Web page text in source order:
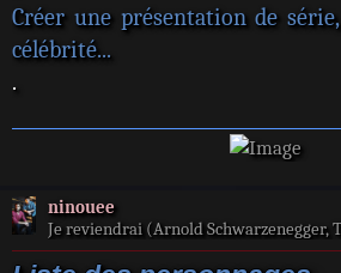
Créer une présentation de
célébrité...
.
ninouee
Je reviendrai (Arnold Schwarzenegger,